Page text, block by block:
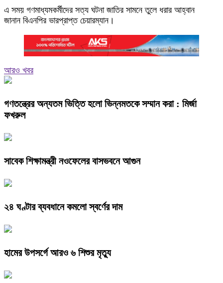
এ সময় গণমাধ্যমকর্মীদের সত্য ঘটনা জাতির সামনে তুলে ধরার আহ্বান
জানান বিএনপির ভারপ্রাপ্ত চেয়ারম্যান।
আরও খবর
গণতন্ত্রের অন্যতম ভিত্তি হলো ভিন্নমতকে সম্মান করা : মির্জা
ফখরুল
সাবেক শিক্ষামন্ত্রী নওফেলের বাসভবনে আগুন
২৪ ঘণ্টার ব্যবধানে কমলো স্বর্ণের দাম
হামের উপসর্গে আরও ৬ শিশুর মৃত্যু